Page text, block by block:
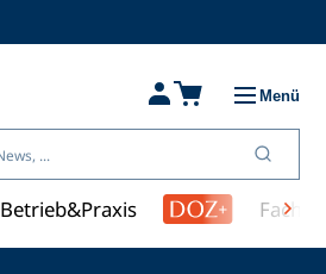
Menü
Betrieb&Praxis